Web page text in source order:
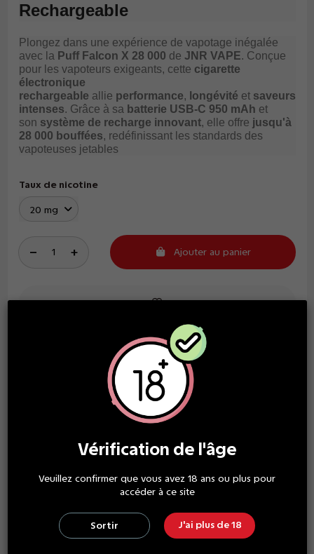
Rechargeable
Plongez dans une expérience de vapotage inégalée
avec la Puff Falcon X 28 000 de JNR VAPE. Conçue
pour les vapoteurs exigeants, cette cigarette
électronique
rechargeable allie performance, longévité et saveurs
intenses. Grâce à sa batterie USB-C 950 mAh et
son système de recharge innovant, elle offre jusqu'à
28 000 bouffées, redéfinissant les standards des
vapoteuses jetables
Taux de nicotine
Ajouter au panier
LIVRAISON GRATUITE
Vérification de l'âge
Veuillez confirmer que vous avez 18 ans ou plus pour
accéder à ce site
Sortir J'ai plus de 18